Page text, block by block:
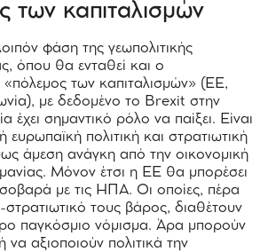
των καπιταλισμών
φάση της γεωπολιτικής
όπου θα ενταθεί και ο
των καπιταλισμών» (ΕΕ,
με δεδομένο το Brexit στην
έχει σημαντικό ρόλο να παίξει. Είναι
ευρωπαϊκή πολιτική και στρατιωτική
άμεση ανάγκη από την οικονομική
Μόνον έτσι η ΕΕ θα μπορέσει
σοβαρά με τις ΗΠΑ. Οι οποίες, πέρα
στρατιωτικό τους βάρος, διαθέτουν
παγκόσμιο νόμισμα. Άρα μπορούν
να αξιοποιούν πολιτικά την